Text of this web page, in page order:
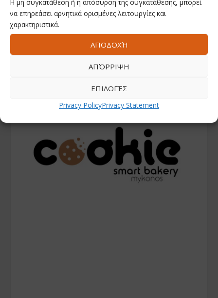
Η μη συγκατάθεση ή η απόσυρση της συγκατάθεσης, μπορεί
να επηρεάσει αρνητικά ορισμένες λειτουργίες και
χαρακτηριστικά.
ΑΠΟΔΟΧΉ
ΑΠΌΡΡΙΨΗ
ΕΠΙΛΟΓΈΣ
Privacy PolicyPrivacy Statement